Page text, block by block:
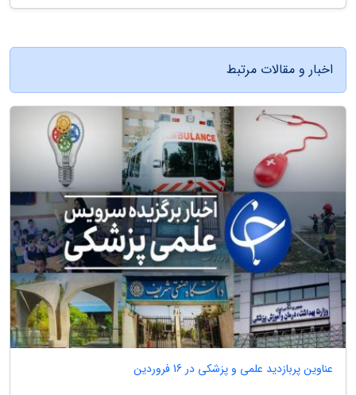
اخبار و مقالات مرتبط
عناوین پربازدید علمی و پزشکی در 16 فروردین